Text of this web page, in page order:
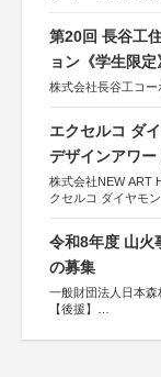
第20回 長谷工
ョン《学生限定
株式会社長谷工コー
エクセルコ ダ
デザインアワ
株式会社NEW ART
クセルコ ダイヤモン
令和8年度 山火
の募集
一般財団法人日本
【後援】
会、森林火災対策協